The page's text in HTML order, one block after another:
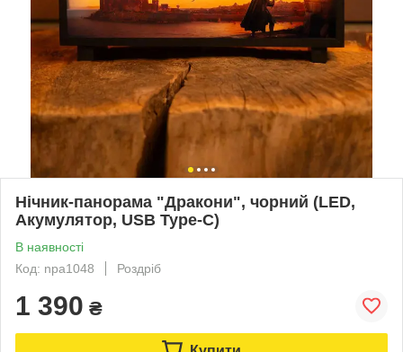
Нічник-панорама "Дракони", чорний (LED,
Акумулятор, USB Type-C)
В наявності
Код: npa1048
Роздріб
1 390 ₴